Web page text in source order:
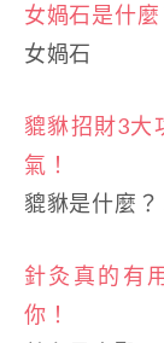
女媧石是什
女媧石
貔貅招財3大
氣！
貔貅是什麼
針灸真的有
你！